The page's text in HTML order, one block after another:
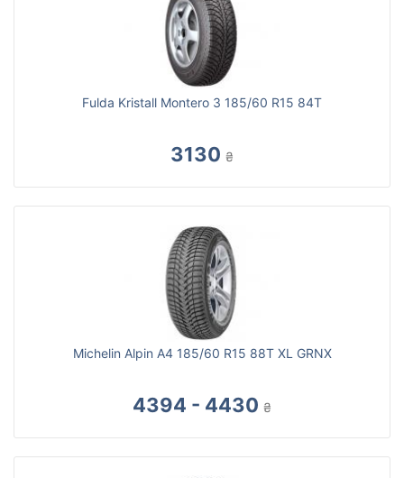
Fulda Kristall Montero 3 185/60 R15 84T
3130 ₴
Michelin Alpin A4 185/60 R15 88T XL GRNX
4394 - 4430 ₴